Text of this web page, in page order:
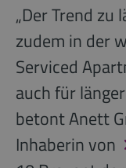
„Der Trend zu
zudem in der
Serviced
auch für
betont Anett
Inhaberin von